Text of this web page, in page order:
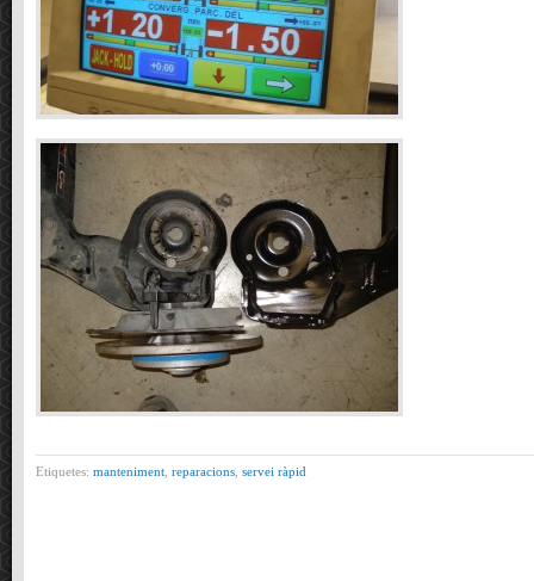
Etiquetes: manteniment reparacions servei ràpid